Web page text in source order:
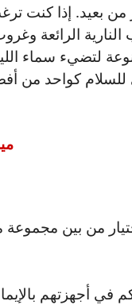
بعيد. إذا كنت
النارية الرائعة
لتضيء سماء
للسلام كواحد من
من بين